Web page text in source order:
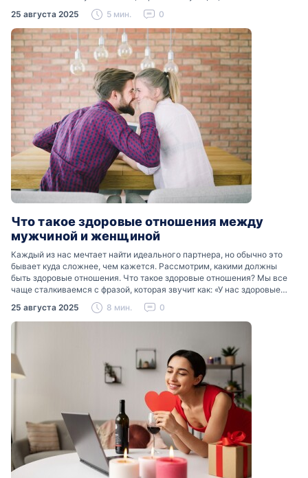
Разобраться, почему мужчины боятся женских слез, помогут советы
психологов…
25 августа 2025 5 мин. 0
Что такое здоровые отношения между
мужчиной и женщиной
Каждый из нас мечтает найти идеального партнера, но обычно это
бывает куда сложнее, чем кажется. Рассмотрим, какими должны
быть здоровые отношения. Что такое здоровые отношения? Мы все
чаще сталкиваемся с фразой, которая звучит как: «У нас здоровые
отношения». Что именно подразумевается…
25 августа 2025 8 мин. 0